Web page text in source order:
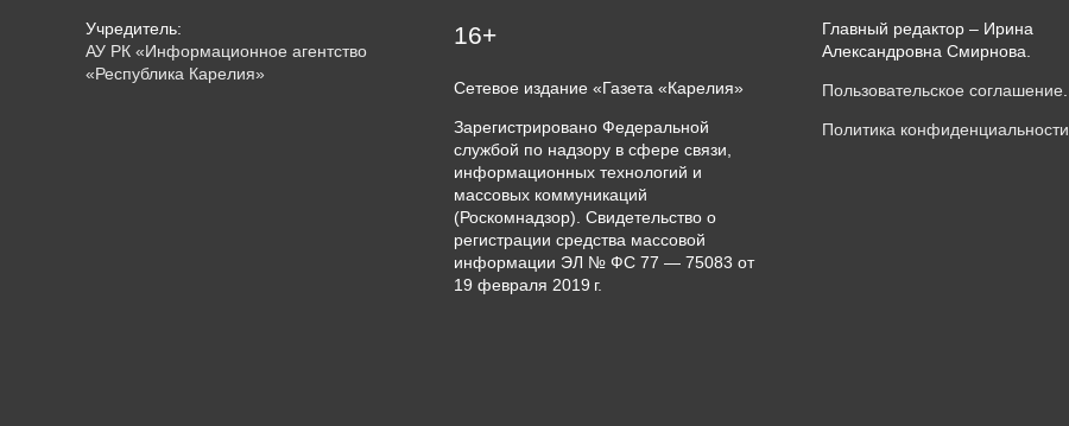
Учредитель:
АУ РК «Информационное агентство
«Республика Карелия»
16+
Сетевое издание «Газета «Карелия»
Зарегистрировано Федеральной
службой по надзору в сфере связи,
информационных технологий и
массовых коммуникаций
(Роскомнадзор). Свидетельство о
регистрации средства массовой
информации ЭЛ № ФС 77 — 75083 от
19 февраля 2019 г.
Главный редактор – Ирина
Александровна Смирнова.
Пользовательское соглашение
Политика конфиденциальности